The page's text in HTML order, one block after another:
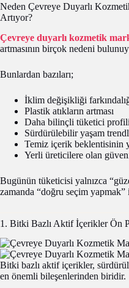
Neden Çevreye Duyarlı
Artıyor?
Çevreye duyarlı kozmetik
artmasının birçok nedeni
Bunlardan bazıları;
İklim değişikliği
Plastik atıkların artması
Daha bilinçli tüketici profili
Sürdürülebilir yaşam
Temiz içerik beklentisinin
Yerli üreticilere olan
Bugünün tüketicisi yalnızca
zamanda “doğru seçim yapmak”
1. Bitki Bazlı Aktif İçerikler Ön
Bitki bazlı aktif içerikler,
en önemli bileşenlerinden biridir.